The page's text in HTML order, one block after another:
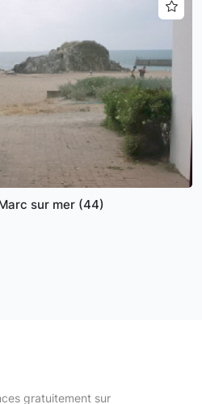
sur mer (44)
gratuitement sur